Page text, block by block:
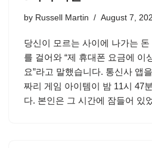
by Russell Martin August 7,
당신이 모르는 사이에 나가는
를 걸어와 “제 휴대폰 요금에 이
요”라고 말했습니다. 통신사 앱
짜리 게임 아이템이 밤 11시 47
다. 본인은 그 시간에 잠들어 있